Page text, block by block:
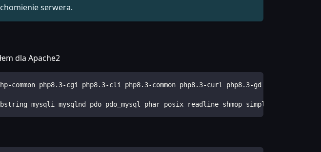
serwera.
dla Apache2
php8.3-cgi php8.3-cli php8.3-common php8.3-curl php8.3-gd php8.3-
mysqli mysqlnd pdo pdo_mysql phar posix readline shmop simplexml sockets